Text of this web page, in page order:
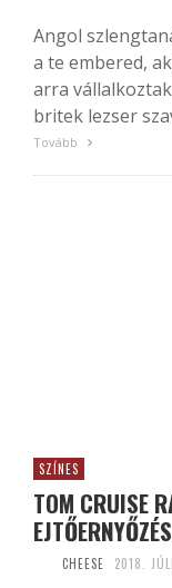
Angol
a te embered,
arra
britek lezser
Tovább
SZÍNES
TOM CRUISE
CHEESE 2018.